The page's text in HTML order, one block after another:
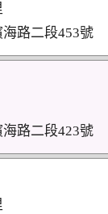
路二段453號
路二段423號